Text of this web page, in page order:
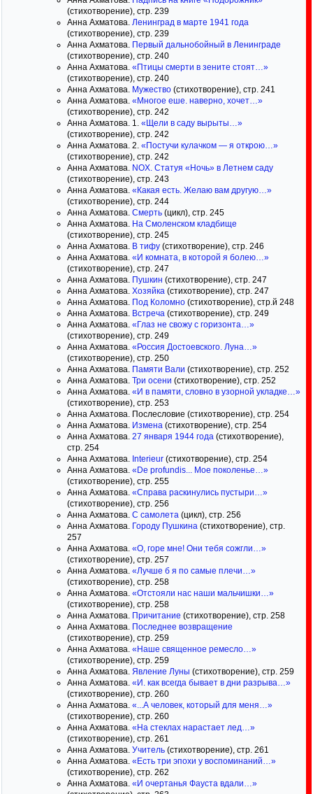
(стихотворение), стр. 239
Анна Ахматова. Ленинград в марте 1941 года
(стихотворение), стр. 239
Анна Ахматова. Первый дальнобойный в Ленинграде
(стихотворение), стр. 240
Анна Ахматова. «Птицы смерти в зените стоят…»
(стихотворение), стр. 240
Анна Ахматова. Мужество (стихотворение), стр. 241
Анна Ахматова. «Многое еше. наверно, хочет…»
(стихотворение), стр. 242
Анна Ахматова. 1. «Щели в саду вырыты…»
(стихотворение), стр. 242
Анна Ахматова. 2. «Постучи кулачком — я открою…»
(стихотворение), стр. 242
Анна Ахматова. NOX. Статуя «Ночь» в Летнем саду
(стихотворение), стр. 243
Анна Ахматова. «Какая есть. Желаю вам другую…»
(стихотворение), стр. 244
Анна Ахматова. Смерть (цикл), стр. 245
Анна Ахматова. На Смоленском кладбище
(стихотворение), стр. 245
Анна Ахматова. В тифу (стихотворение), стр. 246
Анна Ахматова. «И комната, в которой я болею…»
(стихотворение), стр. 247
Анна Ахматова. Пушкин (стихотворение), стр. 247
Анна Ахматова. Хозяйка (стихотворение), стр. 247
Анна Ахматова. Под Коломно (стихотворение), стр.й 248
Анна Ахматова. Встреча (стихотворение), стр. 249
Анна Ахматова. «Глаз не свожу с горизонта…»
(стихотворение), стр. 249
Анна Ахматова. «Россия Достоевского. Луна…»
(стихотворение), стр. 250
Анна Ахматова. Памяти Вали (стихотворение), стр. 252
Анна Ахматова. Три осени (стихотворение), стр. 252
Анна Ахматова. «И в памяти, словно в узорной укладке…»
(стихотворение), стр. 253
Анна Ахматова. Послесловие (стихотворение), стр. 254
Анна Ахматова. Измена (стихотворение), стр. 254
Анна Ахматова. 27 января 1944 года (стихотворение),
стр. 254
Анна Ахматова. Interieur (стихотворение), стр. 254
Анна Ахматова. «De profundis... Мое поколенье…»
(стихотворение), стр. 255
Анна Ахматова. «Справа раскинулись пустыри…»
(стихотворение), стр. 256
Анна Ахматова. С самолета (цикл), стр. 256
Анна Ахматова. Городу Пушкина (стихотворение), стр.
257
Анна Ахматова. «О, горе мне! Они тебя сожгли…»
(стихотворение), стр. 257
Анна Ахматова. «Лучше б я по самые плечи…»
(стихотворение), стр. 258
Анна Ахматова. «Отстояли нас наши мальчишки…»
(стихотворение), стр. 258
Анна Ахматова. Причитание (стихотворение), стр. 258
Анна Ахматова. Последнее возвращение
(стихотворение), стр. 259
Анна Ахматова. «Наше священное ремесло…»
(стихотворение), стр. 259
Анна Ахматова. Явление Луны (стихотворение), стр. 259
Анна Ахматова. «И. как всегда бывает в дни разрыва…»
(стихотворение), стр. 260
Анна Ахматова. «...А человек, который для меня…»
(стихотворение), стр. 260
Анна Ахматова. «На стеклах нарастает лед…»
(стихотворение), стр. 261
Анна Ахматова. Учитель (стихотворение), стр. 261
Анна Ахматова. «Есть три эпохи у воспоминаний…»
(стихотворение), стр. 262
Анна Ахматова. «И очертанья Фауста вдали…»